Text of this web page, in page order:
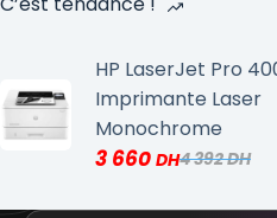
HP LaserJet Pro
Imprimante Laser
Monochrome
4 392
3 660